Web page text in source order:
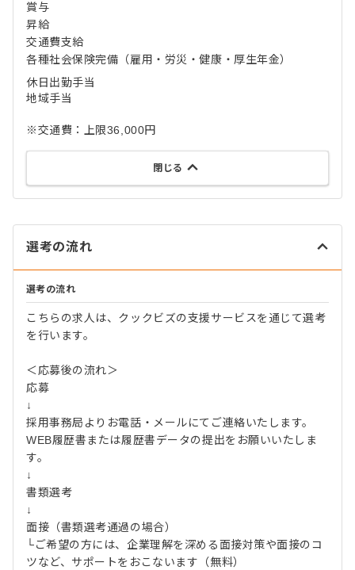
賞与
昇給
交通費支給
各種社会保険完備（雇用・労災・健康・厚生年金）
休日出勤手当
地域手当
※交通費：上限36,000円
閉じる
選考の流れ
選考の流れ
こちらの求人は、クックビズの支援サービスを通じて選考
を行います。
＜応募後の流れ＞
応募
↓
採用事務局よりお電話・メールにてご連絡いたします。
WEB履歴書または履歴書データの提出をお願いいたしま
す。
↓
書類選考
↓
面接（書類選考通過の場合）
└ご希望の方には、企業理解を深める面接対策や面接のコ
ツなど、サポートをおこないます（無料）